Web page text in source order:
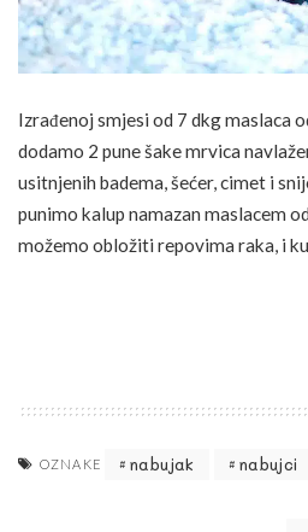
Izrađenoj smjesi od 7 dkg maslaca
dodamo 2 pune šake mrvica
usitnjenih badema, šećer, cimet i
punimo kalup namazan maslacem
možemo obložiti repovima raka, i
OZNAKE nabujak nabujci